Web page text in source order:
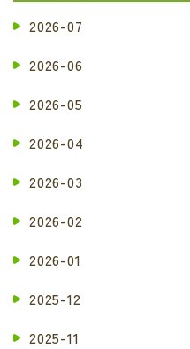
2026-07
2026-06
2026-05
2026-04
2026-03
2026-02
2026-01
2025-12
2025-11